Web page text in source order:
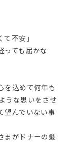
不安」
ても届かな
を込めて何年も
うな思いをさせ
望んでいない事
まがドナーの髪